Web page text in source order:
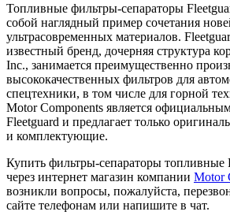
Топливные фильтры-сепараторы
собой наглядный пример сочетания
ультрасовременных материалов.
известный бренд, дочерняя структура
Inc., занимается преимущественно
высококачественных фильтров для
спецтехники, в том числе для горной
Motor Components является
Fleetguard и предлагает только
и комплектующие.
Купить фильтры-сепараторы топливные
через интернет магазин компании Motor
возникли вопросы, пожалуйста,
сайте телефонам или напишите в чат.